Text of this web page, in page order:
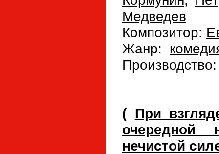
Медведев
Композитор:
Жанр:
( При
очередной
нечистой